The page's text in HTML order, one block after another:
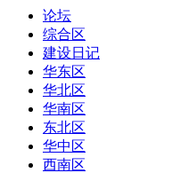
论坛
综合区
建设日记
华东区
华北区
华南区
东北区
华中区
西南区